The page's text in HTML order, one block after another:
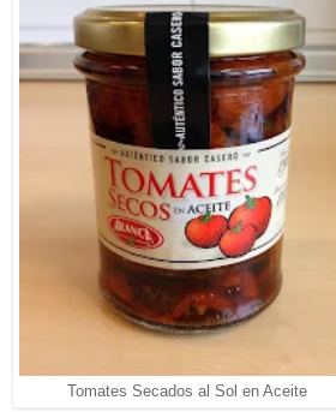
Tomates Secados al Sol en Aceite